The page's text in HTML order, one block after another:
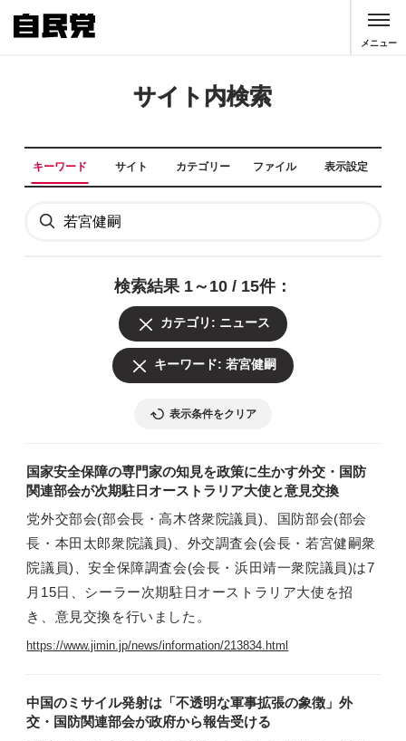
メニュー
サイト内検索
キーワード サイト カテゴリー ファイル 表示設定
全て 自民党本部 青年局
女性局 中央政治大学院
憲法改正実現本部
全て ニュース 重点政策
議員 選挙
政策 記者会見
全て PDF
検索結果 1～10 / 15件：
カテゴリ: ニュース
キーワード: 若宮健嗣
表示条件をクリア
国家安全保障の専門家の知見を政策に生かす外交・国防
関連部会が次期駐日オーストラリア大使と意見交換
党外交部会(部会長・高木啓衆院議員)、国防部会(部会
長・本田太郎衆院議員)、外交調査会(会長・若宮健嗣衆
院議員)、安全保障調査会(会長・浜田靖一衆院議員)は7
月15日、シーラー次期駐日オーストラリア大使を招
き、意見交換を行いました。
https://www.jimin.jp/news/information/213834.html
中国のミサイル発射は「不透明な軍事拡張の象徴」外
交・国防関連部会が政府から報告受ける